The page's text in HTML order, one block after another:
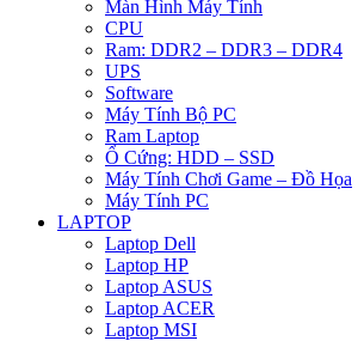
Màn Hình Máy Tính
CPU
Ram: DDR2 – DDR3 – DDR4
UPS
Software
Máy Tính Bộ PC
Ram Laptop
Ổ Cứng: HDD – SSD
Máy Tính Chơi Game – Đồ Họa
Máy Tính PC
LAPTOP
Laptop Dell
Laptop HP
Laptop ASUS
Laptop ACER
Laptop MSI